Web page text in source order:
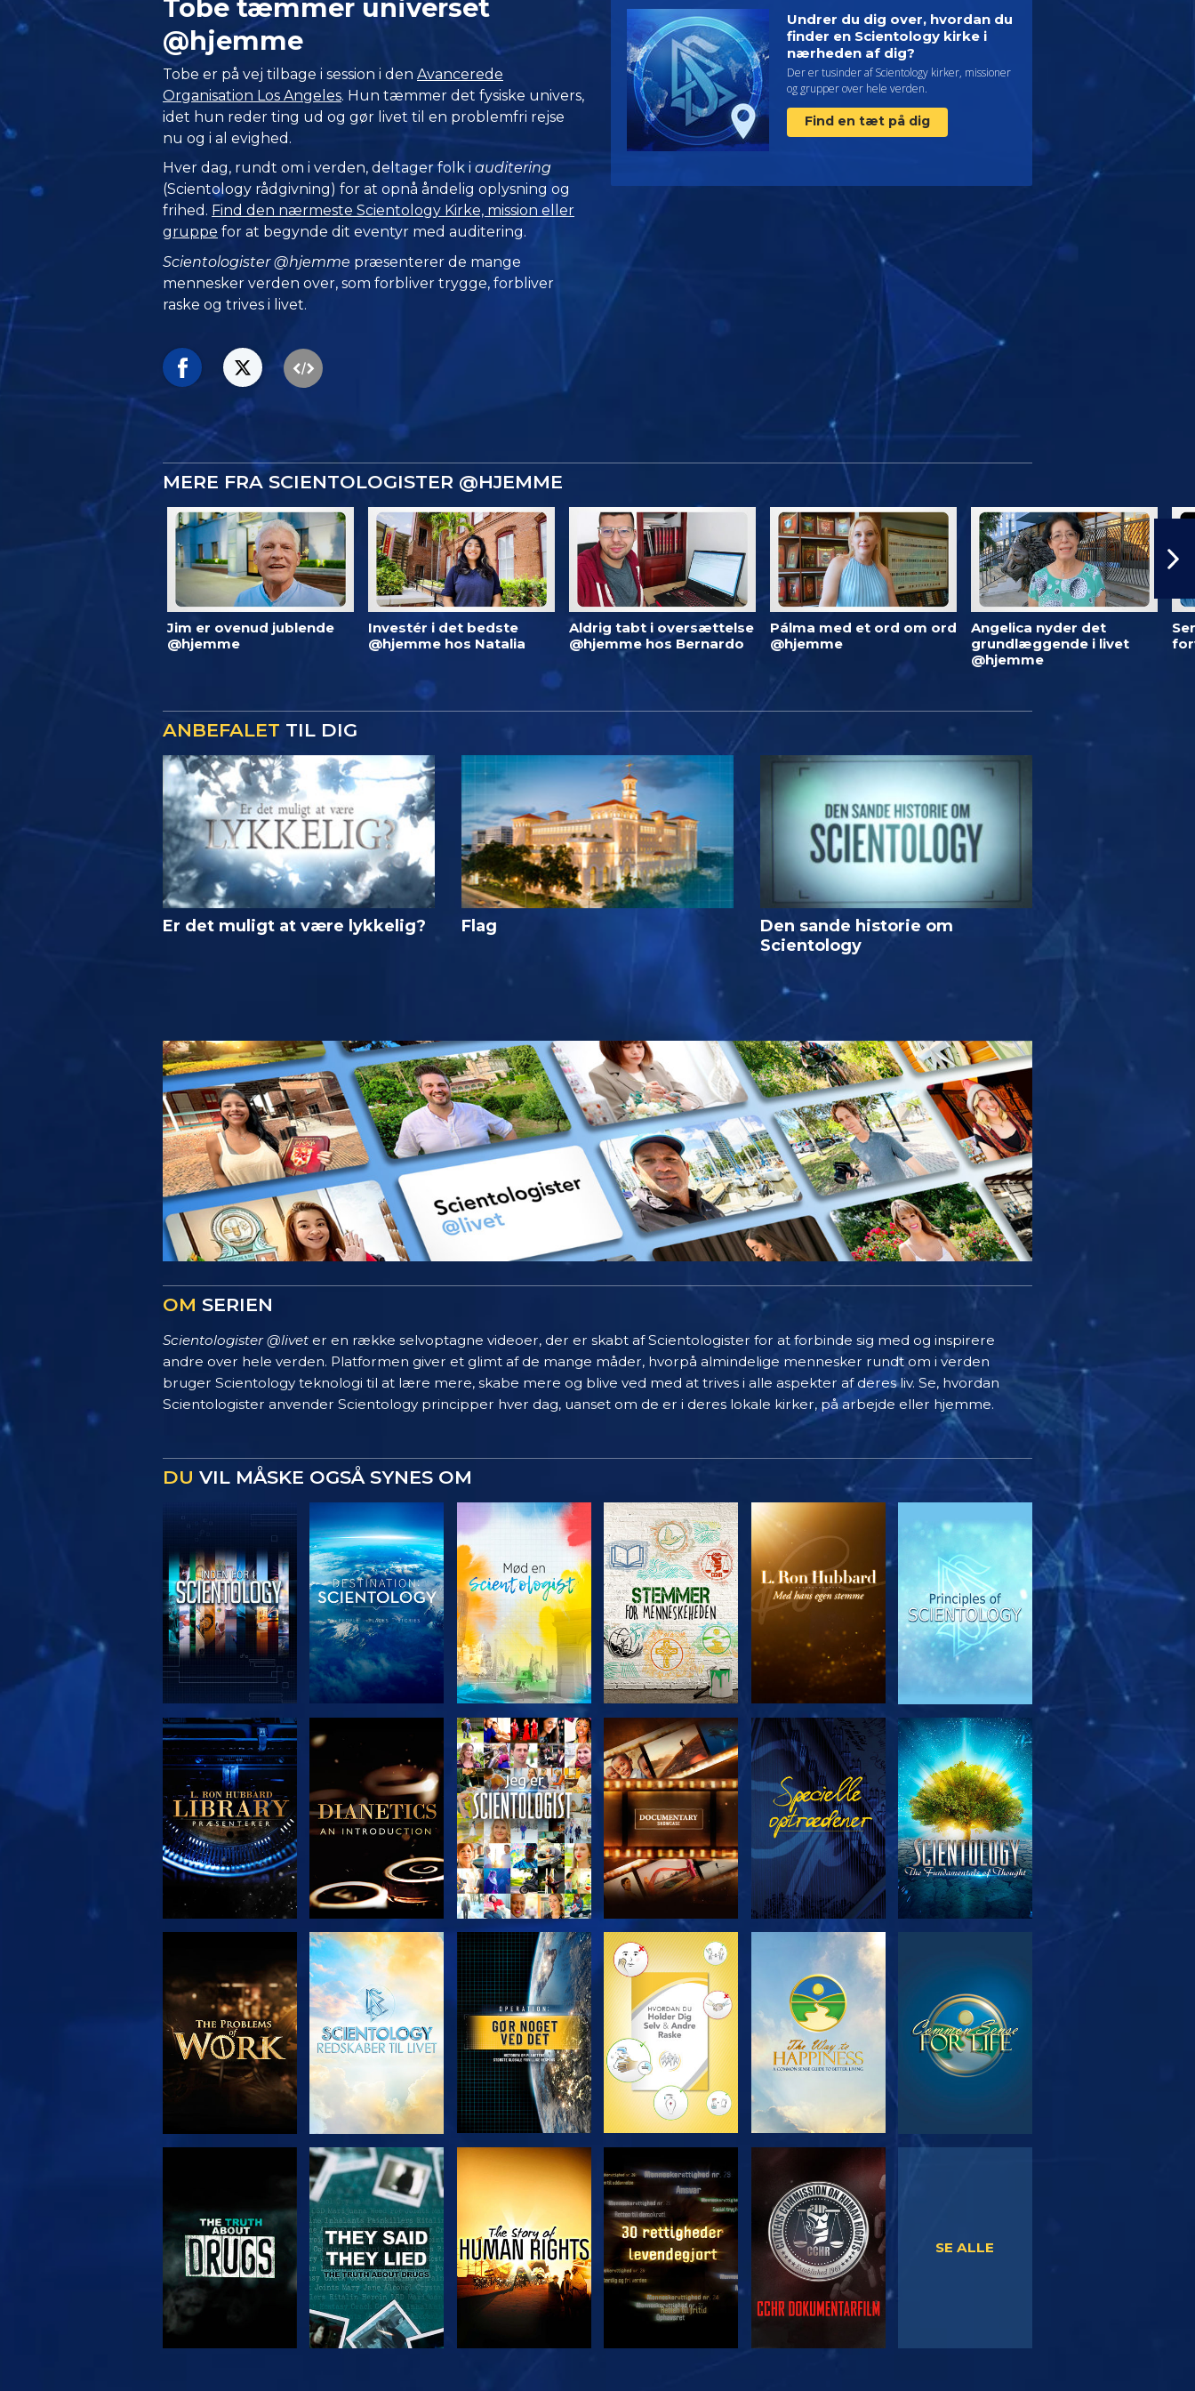
Tobe tæmmer universet
@hjemme
Tobe er på vej tilbage i session i denAvancerede
Organisation Los Angeles. Hun tæmmer det fysiske univers,
idet hun reder ting ud og gør livet til en problemfri rejse
nu og i al evighed.
Hver dag, rundt om i verden, deltager folk iauditering
(Scientology rådgivning) for at opnå åndelig oplysning og
frihed. Find den nærmeste Scientology Kirke, mission eller
gruppe for at begynde dit eventyr med auditering.
Scientologister @hjemme præsenterer de mange
mennesker verden over, som forbliver trygge, forbliver
raske og trives i livet.
Undrer du dig over, hvordan du
finder en Scientology kirke i
nærheden af dig?
Der er tusinder af Scientology kirker, missioner
og grupper over hele verden.
Find en tæt på dig
MERE FRA SCIENTOLOGISTER @HJEMME
Jim er ovenud jublende
@hjemme
Investér i det bedste
@hjemme hos Natalia
Aldrig tabt i oversættelse
@hjemme hos Bernardo
Pálma med et ord om ord
@hjemme
Angelica nyder det
grundlæggende i livet
@hjemme
ANBEFALET TIL DIG
Er det muligt at være lykkelig? Flag
Den sande historie om
Scientology
OM SERIEN
Scientologister @livet er en række selvoptagne videoer, der er skabt af Scientologister for at forbinde sig med og inspirere
andre over hele verden. Platformen giver et glimt af de mange måder, hvorpå almindelige mennesker rundt om i verden
bruger Scientology teknologi til at lære mere, skabe mere og blive ved med at trives i alle aspekter af deres liv. Se, hvordan
Scientologister anvender Scientology principper hver dag, uanset om de er i deres lokale kirker, på arbejde eller hjemme.
DU VIL MÅSKE OGSÅ SYNES OM
UDFORSK SERIEN UDFORSK SERIEN UDFORSK SERIEN UDFORSK SERIEN UDFORSK SERIEN SE
UDFORSK SERIEN SE UDFORSK SERIEN UDFORSK SERIEN UDFORSK SERIEN
SE SE SE
SE ALLE